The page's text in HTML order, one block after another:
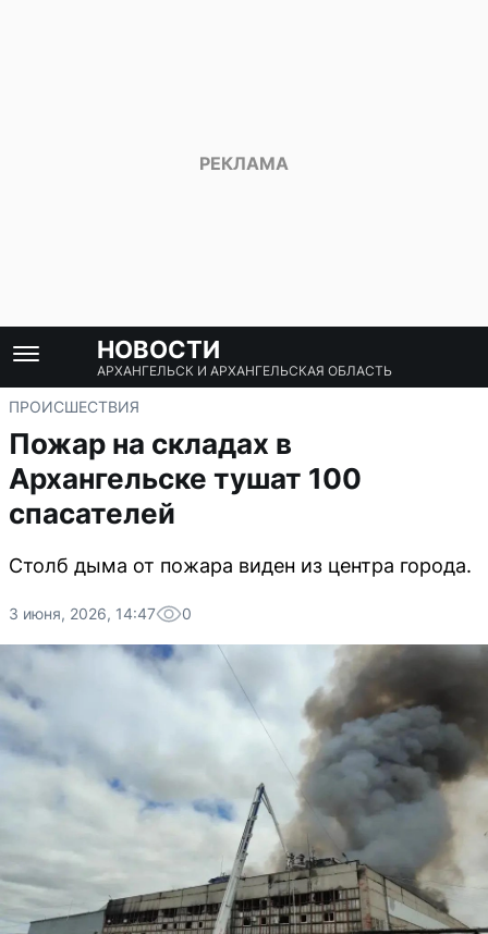
НОВОСТИ
АРХАНГЕЛЬСК И АРХАНГЕЛЬСКАЯ ОБЛАСТЬ
ПРОИСШЕСТВИЯ
Пожар на складах в
Архангельске тушат 100
спасателей
Столб дыма от пожара виден из центра города.
3 июня, 2026, 14:47 0